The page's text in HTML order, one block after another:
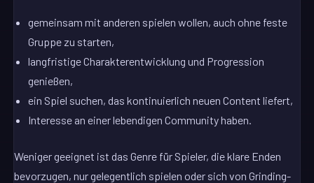
gemeinsam mit anderen spielen wollen, auch ohne feste
Gruppe zu starten,
langfristige Charakterentwicklung und Progression
genießen,
ein Spiel suchen, das kontinuierlich neuen Content liefert,
Interesse an einer lebendigen Community haben.
Weniger geeignet ist das Genre für Spieler, die klare Enden
bevorzugen, nur gelegentlich spielen oder sich von Grinding-